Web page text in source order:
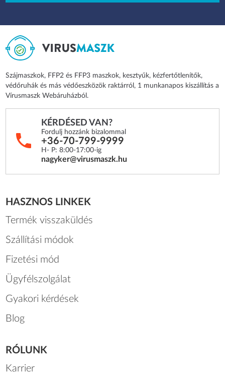
Szájmaszkok, FFP2 és FFP3 maszkok, kesztyűk, kézfertőtlenítők,
védőruhák és más védőeszközök raktárról, 1 munkanapos kiszállítás a
Vírusmaszk Webáruházból.
KÉRDÉSED VAN?
Fordulj hozzánk bizalommal
+36-70-799-9999
H- P: 8:00-17:00-ig
nagyker@virusmaszk.hu
HASZNOS LINKEK
Termék visszaküldés
Szállítási módok
Fizetési mód
Ügyfélszolgálat
Gyakori kérdések
Blog
RÓLUNK
Karrier